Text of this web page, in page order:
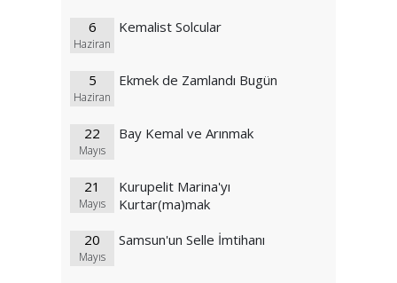
6
Haziran
Kemalist Solcular
5
Haziran
Ekmek de Zamlandı Bugün
22
Mayıs
Bay Kemal ve Arınmak
21
Mayıs
Kurupelit Marina'yı
Kurtar(ma)mak
20
Mayıs
Samsun'un Selle İmtihanı